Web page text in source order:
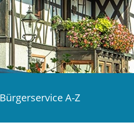
Bürgerservice A-Z